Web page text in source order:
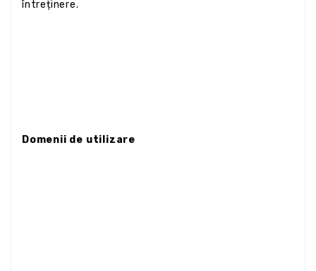
întreținere.
Domenii de utilizare